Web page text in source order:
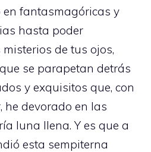
en fantasmagóricas y
hasta poder
de tus ojos,
se parapetan detrás
y exquisitos que, con
he devorado en las
luna llena. Y es que a
esta sempiterna